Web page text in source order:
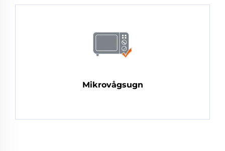
Mikrovågsugn